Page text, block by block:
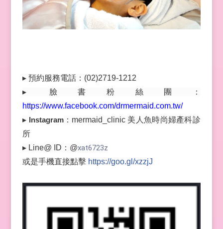
▸ 預約服務電話：(02)2719-1212
▸ 臉書粉絲團：
https://www.facebook.com/drmermaid.com.tw/
▸ Instagram：mermaid_clinic 美人魚時尚婦產科診
所
▸ Line@ ID：@xat6723z
或是手機直接點擊 https://goo.gl/xzzjJ